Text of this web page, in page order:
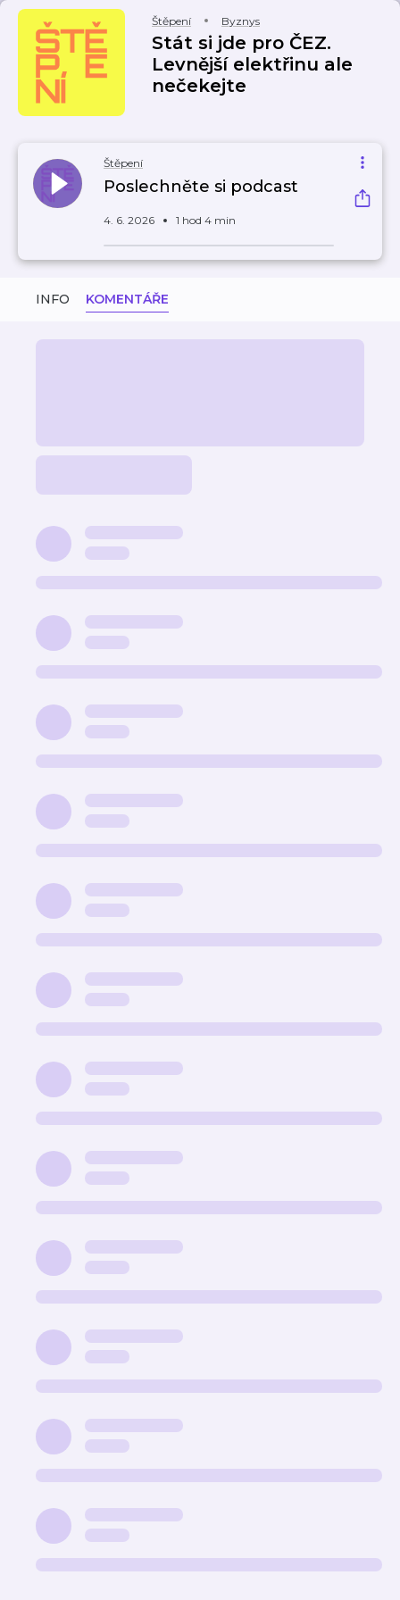
Štěpení Byznys
Stát si jde pro ČEZ.
Levnější elektřinu ale
nečekejte
Štěpení
Poslechněte si podcast
4. 6. 2026 1 hod 4 min
INFO KOMENTÁŘE